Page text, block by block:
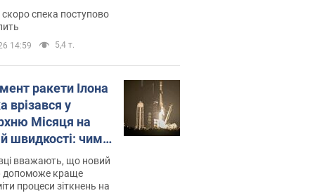
погоди
скоро спека поступово
14:59 5,4 т.
ракети Ілона
врізався у
Місяця на
швидкості: чим
вважають, що новий
допоможе краще
процеси зіткнень на